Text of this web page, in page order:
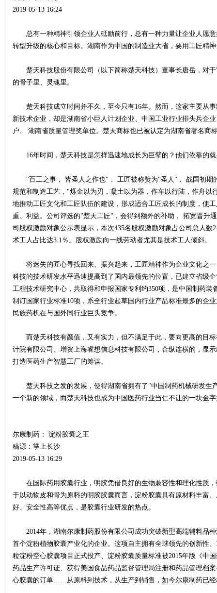
2019-05-13 16:24
总有一种精神引领企业人砥励前行，总有一种力量让企业人愿意
转型升级的核心和目标。湖南作为中国的制造业大省，要用工匠精
楚天科技股份有限公司（以下简称楚天科技）董事长唐岳，对于
的骨子里、灵魂里。
楚天科技成立时间并不久，至今只有16年。然而，这家主要从事
新技术企业，却是湖南省小巨人计划企业、中国工业行业排头兵企
户、 湖南省质量管理奖单位。楚天商标也已被认定为湖南省著名商
16年时间，楚天科技是怎样迅速地成长为巨擘的？他们依靠的就
"百工之事， 皆圣人之作也"， 工匠被称赞为"圣人"， 战国初期
规范和制造工艺，"烁金以为刃，凝土以为器，作车以行陆，作舟以
地推动工匠文化和工匠队伍的建设，形成适合工匠成长的制度，使
重、利益。公司评选的"楚天工匠"，会得到额外的补助， 拓宽晋升
司股权激励对象公示表显示，本次435名股权激励对象占公司总人数
术工人占比达3.1％。股权激励向一线劳动者尤其是技术工人倾斜。
将迷失的匠心寻找回来、振兴起来，工匠精神作为企业文化之一
科技的技术研发水平迅速提高到了国内最领先的位置，已建立省级
工程技术研究中心，共取得和申报国家专利约350项，是中国制药
制订国家行业标准10项，系全行业起草国内行业产品标准最多的企
民族药机在与国外同行业巨头竞争。
而楚天科技有颜值，又有实力，但不满足于此，要向更高的目标
计院有限公司、增资上海睿想信息科技有限公司，合纵连横的，显
打造医药生产智慧工厂的筹谋。
楚天科技之发的发展，使得湖南省拥有了"中国制药机械研发生
一个新的领域，而楚天科技也成为中国医药行业当仁不让的一块金
尔康制药： 淀粉胶囊之王
稿源：掌上长沙
2019-05-13 16:29
在国际药用胶囊行业，明胶凭借良好的生物兼容性和理化性质，
于以动物皮和骨为原料的明胶胶囊而言，淀粉胶囊具有原材料丰富
好、安全性高等优点，是胶囊行业研发的热点。
2014年，湖南尔康制药股份有限公司成功突破新型高端辅料品种
首个淀粉植物胶囊产业化的企业。这项自主拥有全球领先的创新性
粒淀粉空心胶囊项目正式投产、淀粉胶囊质量标准被2015年版《中
药品生产许可证、获得美国食品药品监督管理局注册和药品管理档
心胶囊的订单……从原料到技术，从生产到销售，如今尔康制药已